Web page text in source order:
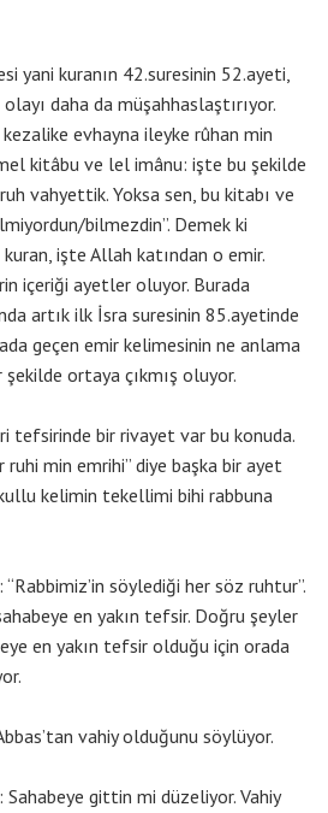
yani kuranın 42.suresinin 52.ayeti,
daha da müşahhaslaştırıyor.
evhayna ileyke rûhan min
kitâbu ve lel imânu: işte bu şekilde
vahyettik. Yoksa sen, bu kitabı ve
bilmezdin”. Demek ki
işte Allah katından o emir.
içeriği ayetler oluyor. Burada
artık ilk İsra suresinin 85.ayetinde
geçen emir kelimesinin ne anlama
ortaya çıkmış oluyor.
tefsirinde bir rivayet var bu konuda.
min emrihi” diye başka bir ayet
kelimin tekellimi bihi rabbuna
söylediği her söz ruhtur”.
en yakın tefsir. Doğru şeyler
en yakın tefsir olduğu için orada
vahiy olduğunu söylüyor.
gittin mi düzeliyor. Vahiy